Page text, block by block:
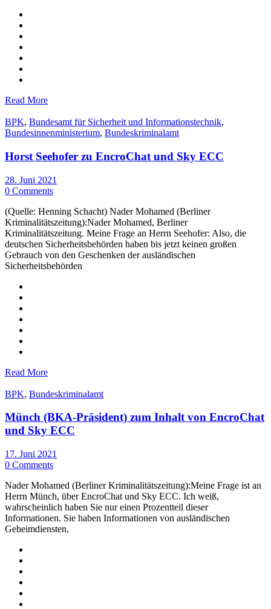
Read More
BPK, Bundesamt für Sicherheit und Informationstechnik,
Bundesinnenministerium, Bundeskriminalamt
Horst Seehofer zu EncroChat und Sky ECC
28. Juni 2021
0 Comments
(Quelle: Henning Schacht) Nader Mohamed (Berliner
Kriminalitätszeitung):Nader Mohamed, Berliner
Kriminalitätszeitung. Meine Frage an Herrn Seehofer: Also, die
deutschen Sicherheitsbehörden haben bis jetzt keinen großen
Gebrauch von den Geschenken der ausländischen
Sicherheitsbehörden
Read More
BPK, Bundeskriminalamt
Münch (BKA-Präsident) zum Inhalt von EncroChat
und Sky ECC
17. Juni 2021
0 Comments
Nader Mohamed (Berliner Kriminalitätszeitung):Meine Frage ist an
Herrn Münch, über EncroChat und Sky ECC. Ich weiß,
wahrscheinlich haben Sie nur einen Prozentteil dieser
Informationen. Sie haben Informationen von ausländischen
Geheimdiensten,